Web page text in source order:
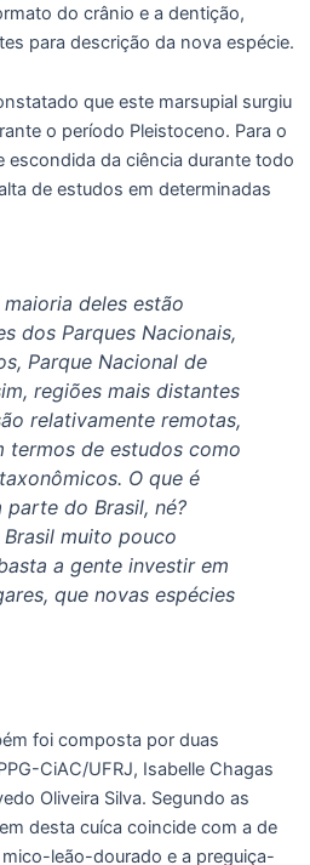
do crânio e a dentição,
para descrição da nova espécie.
que este marsupial surgiu
o período Pleistoceno. Para o
escondida da ciência durante todo
de estudos em determinadas
maioria deles estão
dos Parques Nacionais,
Parque Nacional de
regiões mais distantes
relativamente remotas,
termos de estudos como
O que é
do Brasil, né?
muito pouco
a gente investir em
que novas espécies
foi composta por duas
CiAC/UFRJ, Isabelle Chagas
Oliveira Silva. Segundo as
desta cuíca coincide com a de
leão-dourado e a preguiça-